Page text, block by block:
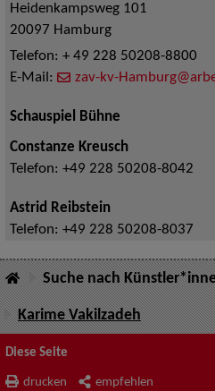
Heidenkampsweg 101
20097 Hamburg
Telefon: + 49 228 50208-8800
E-Mail:
zav-kv-
Schauspiel Bühne
Constanze Kreusch
Telefon: +49 228 50208-8042
Astrid Reibstein
Telefon: +49 228 50208-8037
Suche nach
Karime Vakilzadeh
Diese Seite
drucken empfehlen